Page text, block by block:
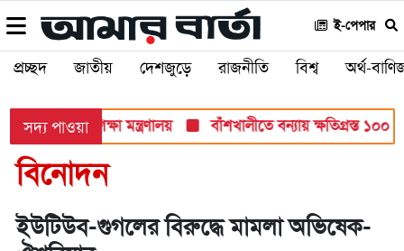
ই-পেপার
প্রচ্ছদ জাতীয় দেশজুড়ে রাজনীতি বিশ্ব অর্থ-
সদ্য পাওয়া
পরীক্ষায়: শিক্ষা মন্ত্রণালয় বাঁশখালীতে বন্যায় ক্ষতিগ্রস্ত ১০০
বিনোদন
ইউটিউব-গুগলের বিরুদ্ধে মামলা অভিষেক-